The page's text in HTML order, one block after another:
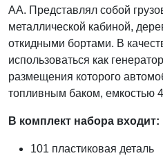
АА. Представлял собой
металлической кабиной,
откидными бортами. В
использоваться как
размещения которого
топливным баком, емкостью
В комплект набора входит:
101 пластиковая деталь